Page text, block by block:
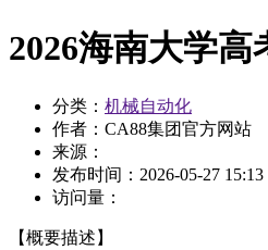
2026海南大学高
分类： 机械自动化
作者：CA88集团官方网站
来源：
发布时间： 2026-05-27 15:13
访问量：
【概要描述】